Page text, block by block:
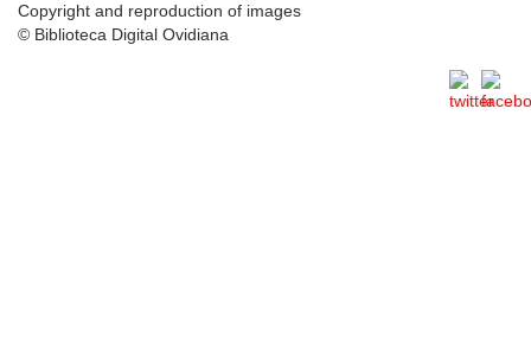
Copyright and reproduction of images
© Biblioteca Digital Ovidiana